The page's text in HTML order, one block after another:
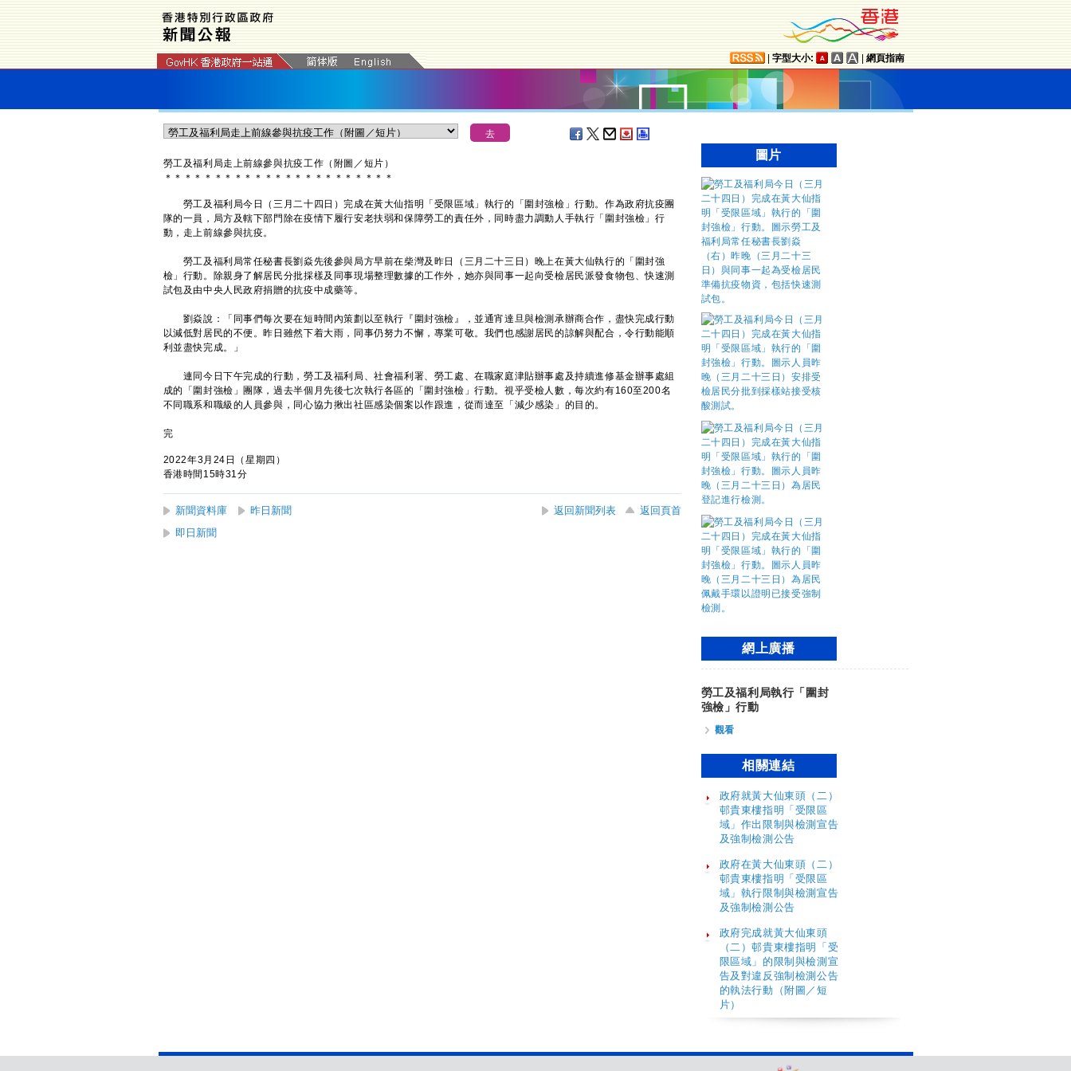
字型大小: 網頁指南
勞工及福利局走上前線參與抗疫工作（附圖／短片）
＊ ＊ ＊ ＊ ＊ ＊ ＊ ＊ ＊ ＊ ＊ ＊ ＊ ＊ ＊ ＊ ＊ ＊ ＊ ＊ ＊ ＊ ＊
勞工及福利局今日（三月二十四日）完成在黃大仙指明「受限區域」執行的「圍封強檢」行動。作為政府抗疫團
隊的一員，局方及轄下部門除在疫情下履行安老扶弱和保障勞工的責任外，同時盡力調動人手執行「圍封強檢」行
動，走上前線參與抗疫。
勞工及福利局常任秘書長劉焱先後參與局方早前在柴灣及昨日（三月二十三日）晚上在黃大仙執行的「圍封強
檢」行動。除親身了解居民分批採樣及同事現場整理數據的工作外，她亦與同事一起向受檢居民派發食物包、快速測
試包及由中央人民政府捐贈的抗疫中成藥等。
劉焱說：「同事們每次要在短時間內策劃以至執行『圍封強檢』，並通宵達旦與檢測承辦商合作，盡快完成行動
以減低對居民的不便。昨日雖然下着大雨，同事仍努力不懈，專業可敬。我們也感謝居民的諒解與配合，令行動能順
利並盡快完成。」
連同今日下午完成的行動，勞工及福利局、社會福利署、勞工處、在職家庭津貼辦事處及持續進修基金辦事處組
成的「圍封強檢」團隊，過去半個月先後七次執行各區的「圍封強檢」行動。視乎受檢人數，每次約有160至200名
不同職系和職級的人員參與，同心協力揪出社區感染個案以作跟進，從而達至「減少感染」的目的。
完
2022年3月24日（星期四）
香港時間15時31分
新聞資料庫 昨日新聞 返回新聞列表
返回頁首
即日新聞
圖片
網上廣播
勞工及福利局執行「圍封
強檢」行動
觀看
相關連結
政府就黃大仙東頭（二）
邨貴東樓指明「受限區
域」作出限制與檢測宣告
及強制檢測公告
政府在黃大仙東頭（二）
邨貴東樓指明「受限區
域」執行限制與檢測宣告
及強制檢測公告
政府完成就黃大仙東頭
（二）邨貴東樓指明「受
限區域」的限制與檢測宣
告及對違反強制檢測公告
的執法行動（附圖／短
片）